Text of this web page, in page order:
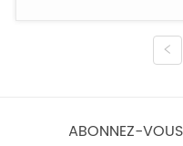
ABONNEZ-